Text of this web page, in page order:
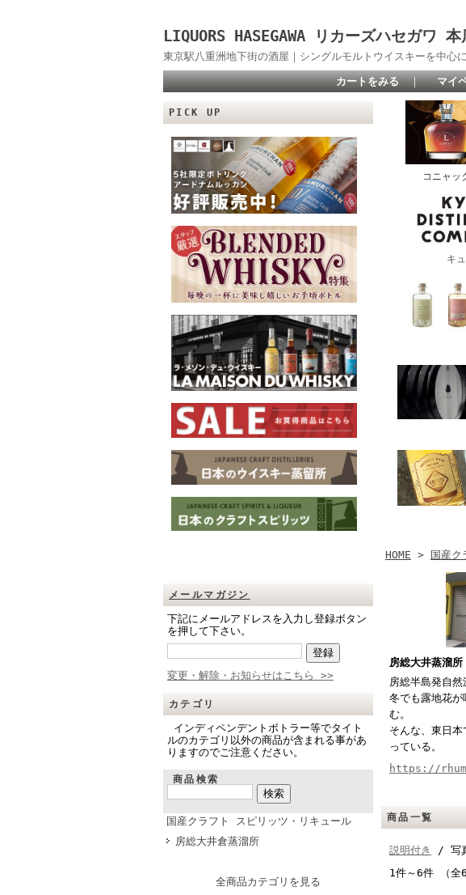
LIQUORS HASEGAWA リカーズハセガワ
東京駅八重洲地下街の酒屋｜シングルモルトウイスキーを中
カートをみる ｜ マイ
PICK UP
メールマガジン
下記にメールアドレスを入力し登録ボタン
を押して下さい。
変更・解除・お知らせはこちら >>
カテゴリ
インディペンデントボトラー等でタイト
ルのカテゴリ以外の商品が含まれる事があ
りますのでご注意ください。
商品検索
国産クラフト スピリッツ・リキュール
房総大井倉蒸溜所
全商品カテゴリを見る
HOME > 国産
房総大井蒸溜所
房総半島発自然
冬でも露地花
む。
そんな、東日
っている。
https://
商品一覧
説明付き
/ 写
1件～6件 （全6